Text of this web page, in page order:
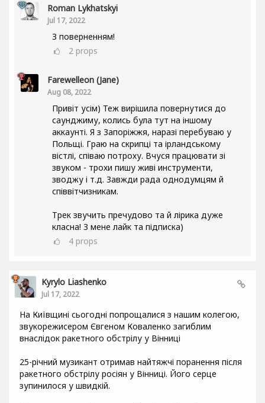
Roman Lykhatskyi
Jul 17, 2022
З поверненням!
2 props
Farewelleon (Jane)
Aug 08, 2022
Привіт усім) Теж вирішила повернутися до
саунджиму, колись була тут на іншому
аккаунті. Я з Запоріжжя, наразі перебуваю у
Польщі. Граю на скрипці та ірландському
вістлі, співаю потроху. Вчуся працювати зі
звуком - трохи пишу живі инструменти,
зводжу і т.д. Завжди рада однодумцям й
співвітчизникам.
Трек звучить пречудово та й лірика дуже
класна! З мене лайк та підписка)
4 props
Kyrylo Liashenko
Jul 17, 2022
На Київщині сьогодні попрощалися з нашим колегою,
звукорежисером Євгеном Коваленко загиблим
внаслідок ракетного обстрілу у Вінниці
25-річний музикант отримав найтяжчі поранення після
ракетного обстрілу росіян у Вінниці. Його серце
зупинилося у швидкій.